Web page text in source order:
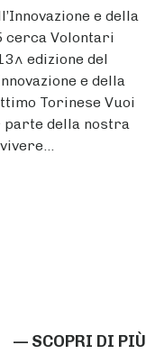
e della
cerca Volontari
edizione del
e della
Torinese Vuoi
della nostra
— SCOPRI DI PIÙ